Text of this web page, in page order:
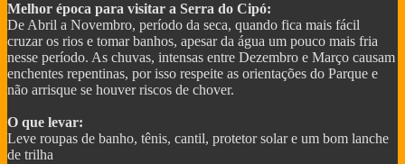
Listas de documentos para Compra de Imóveis...
Melhor época para visitar a Serra do Cipó:
De Abril a Novembro, período da seca, quando fica mais fácil
cruzar os rios e tomar banhos, apesar da água um pouco mais fria
nesse período. As chuvas, intensas entre Dezembro e Março causam
enchentes repentinas, por isso respeite as orientações do Parque e
não arrisque se houver riscos de chover.
O que levar:
Leve roupas de banho, tênis, cantil, protetor solar e um bom lanche
de trilha